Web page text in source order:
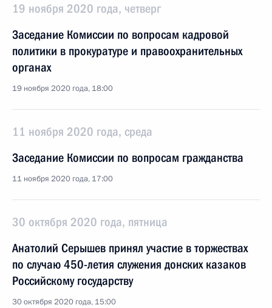
19 ноября 2020 года, четверг
Заседание Комиссии по вопросам кадровой
политики в прокуратуре и правоохранительных
органах
19 ноября 2020 года, 18:00
11 ноября 2020 года, среда
Заседание Комиссии по вопросам гражданства
11 ноября 2020 года, 17:00
30 октября 2020 года, пятница
Анатолий Серышев принял участие в торжествах
по случаю 450-летия служения донских казаков
Российскому государству
30 октября 2020 года, 15:00